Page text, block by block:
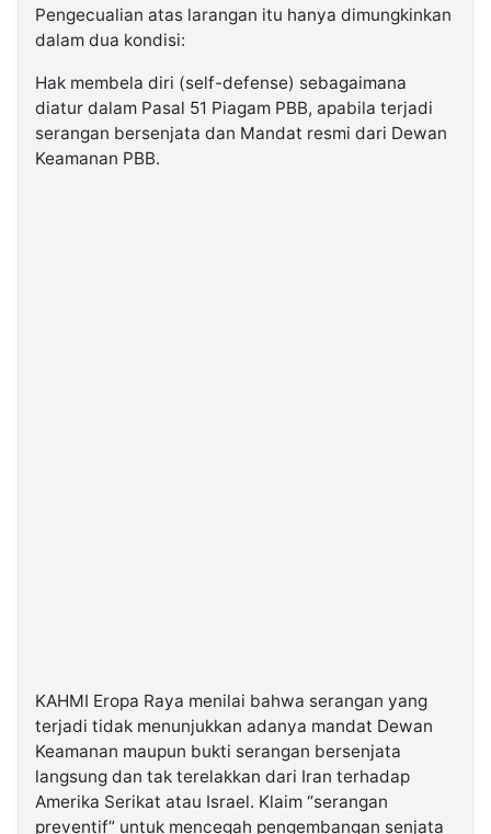
Pengecualian atas larangan itu hanya dimungkinkan
dalam dua kondisi:
Hak membela diri (self-defense) sebagaimana
diatur dalam Pasal 51 Piagam PBB, apabila terjadi
serangan bersenjata dan Mandat resmi dari Dewan
Keamanan PBB.
KAHMI Eropa Raya menilai bahwa serangan yang
terjadi tidak menunjukkan adanya mandat Dewan
Keamanan maupun bukti serangan bersenjata
langsung dan tak terelakkan dari Iran terhadap
Amerika Serikat atau Israel. Klaim “serangan
preventif” untuk mencegah pengembangan senjata